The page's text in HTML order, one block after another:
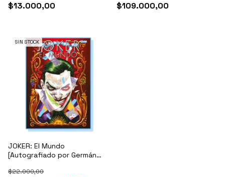
$13.000,00
y J. Fernández]
$109.000,00
SIN STOCK
JOKER: El Mundo
[Autografiado por Germán
$22.000,00